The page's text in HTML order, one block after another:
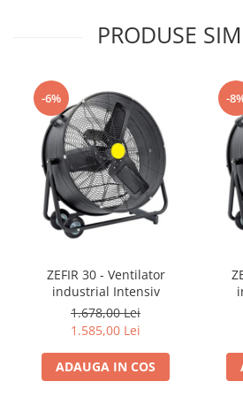
Masini de slefuit
Suflante cu aer cald
Masini de frezat
Masini de amestecat
Modelare si bricolaj
Pistoale de vopsit
Lanterne acumulator
Utilaje pentru constructii
Placi compactoare
Maiuri compactoare
PRODUSE
-6%
ZEFIR 30 - Ventilator
industrial Intensiv
1.678,00 Lei
1.585,00 Lei
ADAUGA IN COS
-